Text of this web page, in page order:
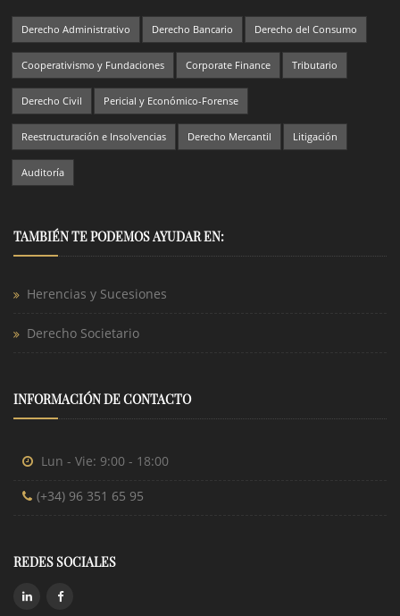
Derecho Administrativo Derecho Bancario Derecho del Consumo
Cooperativismo y Fundaciones Corporate Finance Tributario
Derecho Civil Pericial y Económico-Forense
Reestructuración e Insolvencias Derecho Mercantil Litigación
Auditoría
TAMBIÉN TE PODEMOS AYUDAR EN:
Herencias y Sucesiones
Derecho Societario
INFORMACIÓN DE CONTACTO
Lun - Vie: 9:00 - 18:00
(+34) 96 351 65 95
REDES SOCIALES